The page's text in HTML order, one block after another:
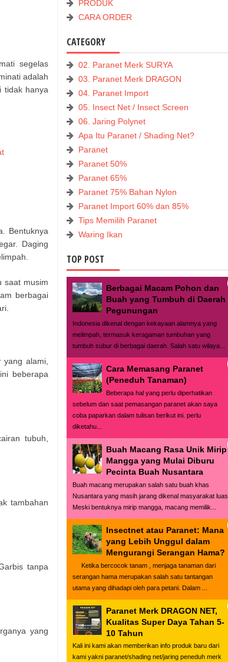
segelas
adalah
tidak hanya
Bentuknya
Daging
saat musim
berbagai
alami,
beberapa
tubuh,
tambahan
tanpa
yang
PRODUK
CARA ORDER
CATEGORY
02. Paranet Merk SURYA
03. Paranet Merk DRAGON
04. Paranet Import
05. Insect Net / Insect Screen
06. Jaring Polynet
Apa Itu Paranet / Shading Net?
Paranet
Paranet 50%
Paranet 65%
Paranet 75% Bahan Nylon
Paranet Import 60% dan 85%
Tips Memilih Paranet
Waring Ikan
TOP POST
Berbagai Macam Pohon dan
Buah yang Tumbuh di Daerah
Pegunungan
Indonesia dikenal dengan kekayaan alamnya yang
melimpah, termasuk keragaman tumbuhan yang
tumbuh subur di berbagai daerah. Salah satu wilaya...
Cara Memasang Paranet
(Peneduh Tanaman)
Beberapa hal yang perlu diperhatikan
sebelum dan saat pemasangan paranet akan saya
coba paparkan dalam tulisan berikut ini. perlu
diketahu...
Buah Macang Rasa Unik Mirip
Mangga yang Mulai Diburu
Pecinta Buah Nusantara
Buah macang merupakan salah satu buah khas
Nusantara yang masih jarang dikenal masyarakat luas.
Meski bentuknya mirip mangga, macang memilik...
Insectnet atau Paranet: Mana
yang Lebih Unggul dalam
Mengurangi Serangan Hama?
Ketika bercocok tanam , menjaga tanaman dari
serangan hama merupakan salah satu tantangan
utama yang dihadapi oleh para petani. Dalam ...
Paranet Merk DRAGON NET,
Kualitas Super Daya Tahan 5-
10 Tahun
Kali ini kami akan memberikan info produk baru dari
kami yakni paranet/shading net/jaring peneduh merk